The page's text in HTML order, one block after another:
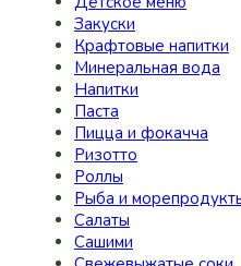
Закуски
Крафтовые напитки
Минеральная вода
Напитки
Паста
Пицца и фокачча
Ризотто
Роллы
Рыба и
Салаты
Сашими